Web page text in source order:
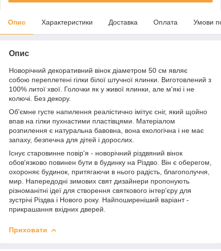
Опис Характеристики Доставка Оплата Умови
Опис
Новорічний декоративний вінок діаметром 50 см являє
собою переплетені гілки білої штучної ялинки. Виготовлений з
100% литої хвої. Голочки як у живої ялинки, але м'які і не
колючі. Без декору.
Об'ємне густе напилення реалістично імітує сніг, який щойно
впав на гілки пухнастими пластівцями. Матеріалом
розпилення є натуральна бавовна, вона екологічна і не має
запаху, безпечна для дітей і дорослих.
Існує старовинне повір'я - новорічний різдвяний вінок
обов'язково повинен бути в будинку на Різдво. Він є оберегом,
охороняє будинок, притягаючи в нього радість, благополуччя,
мир. Напередодні зимових свят дизайнери пропонують
різноманітні ідеї для створення святкового інтер'єру для
зустрічі Різдва і Нового року. Найпоширеніший варіант -
прикрашання вхідних дверей.
Приховати